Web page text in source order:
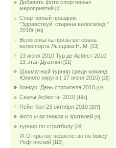
Добавить фото спортивных
мероприятий [0]
Спортивный праздник
"Здравствуй, старина велосипед!"
2010г [80]
Велогонка на призы ветерана
велоспорта Лысцова Н. М.
[23]
13 июня 2010 Тур де Асбест 2010
13 этап Дуатлон [21]
Шахматный турнир среди команд
Южного округа ( 27 июня 2010) [20]
Конкур. День строителя 2010 [93]
Скалы Асбеста- 2010 [194]
Пейнтбол 23 октября 2010 [207]
Фото участников и зрителей [0]
турнир по стритболу [29]
IX Открытое первенство по боксу
Рефтинский [110]